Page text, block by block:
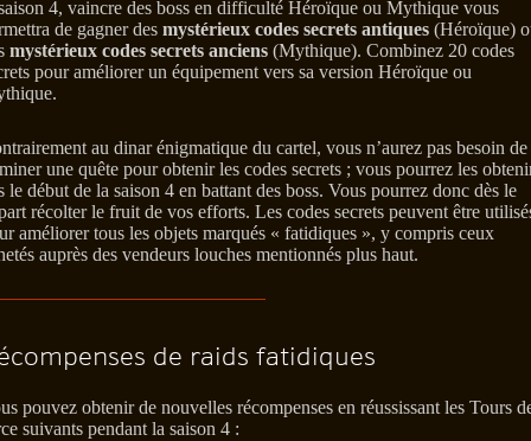
4, vaincre des boss en difficulté Héroïque ou Mythique vous
de gagner des mystérieux codes secrets antiques (Héroïque)
mystérieux codes secrets anciens (Mythique). Combinez 20 codes
pour améliorer un équipement vers sa version Héroïque ou
au dinar énigmatique du cartel, vous n’aurez pas besoin de
une quête pour obtenir les codes secrets ; vous pourrez les
le début de la saison 4 en battant des boss. Vous pourrez donc dès le
récolter le fruit de vos efforts. Les codes secrets peuvent être
améliorer tous les objets marqués « fatidiques », y compris ceux
auprès des vendeurs louches mentionnés plus haut.
de raids fatidiques
pouvez obtenir de nouvelles récompenses en réussissant les Tours
suivants pendant la saison 4 :